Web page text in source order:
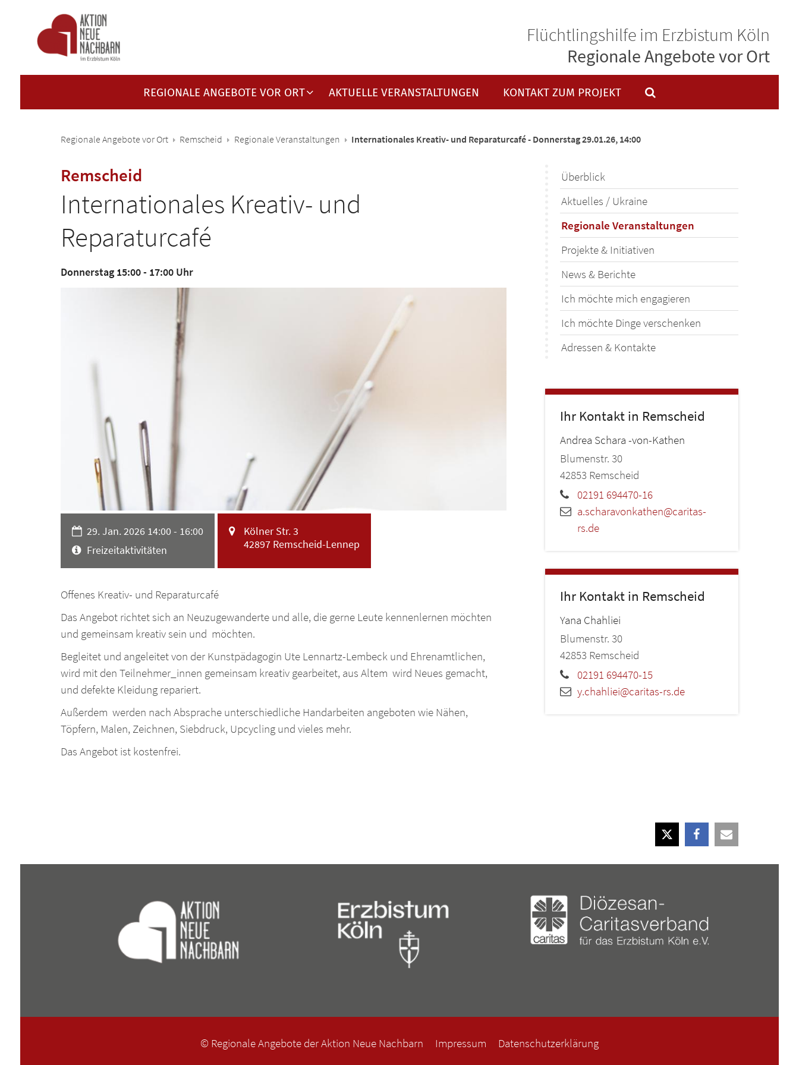
REGIONALE ANGEBOTE VOR ORT AKTUELLE VERANSTALTUNGEN KONTAKT ZUM PROJEKT
Flüchtlingshilfe im Erzbistum Köln
Regionale Angebote vor Ort
Regionale Angebote vor Ort Remscheid Regionale Veranstaltungen Internationales Kreativ- und Reparaturcafé - Donnerstag 29.01.26, 14:00
Remscheid:
Internationales Kreativ- und
Reparaturcafé
Donnerstag 15:00 - 17:00 Uhr
Datum:29. Jan. 2026 14:00 - 16:00
Art bzw. Nummer:
Freizeitaktivitäten
Ort:Kölner Str. 3
42897Remscheid-Lennep
Offenes Kreativ- und Reparaturcafé
Das Angebot richtet sich an Neuzugewanderte und alle, die gerne Leute kennenlernen möchten
und gemeinsam kreativ sein und möchten.
Begleitet und angeleitet von der Kunstpädagogin Ute Lennartz-Lembeck und Ehrenamtlichen,
wird mit den Teilnehmer_innen gemeinsam kreativ gearbeitet, aus Altem wird Neues gemacht,
und defekte Kleidung repariert.
Außerdem werden nach Absprache unterschiedliche Handarbeiten angeboten wie Nähen,
Töpfern, Malen, Zeichnen, Siebdruck, Upcycling und vieles mehr.
Das Angebot ist kostenfrei.
Überblick
Aktuelles / Ukraine
Regionale Veranstaltungen
Projekte & Initiativen
News & Berichte
Ich möchte mich engagieren
Ich möchte Dinge verschenken
Adressen & Kontakte
Ihr Kontakt in Remscheid
Andrea Schara -von-Kathen
Blumenstr. 30
42853 Remscheid
02191 694470-16
a.scharavonkathen@caritas-
rs.de
Ihr Kontakt in Remscheid
Yana Chahliei
Blumenstr. 30
42853 Remscheid
02191 694470-15
y.chahliei@caritas-rs.de
© Regionale Angebote der Aktion Neue Nachbarn Impressum Datenschutzerklärung